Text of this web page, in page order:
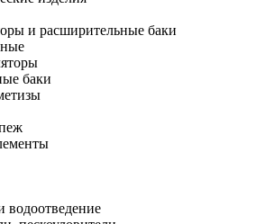
и расширительные баки
баки
водоотведение